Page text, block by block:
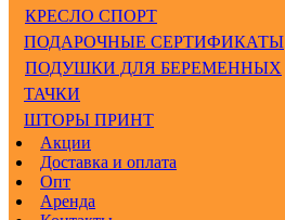
КРЕСЛО СПОРТ
ПОДАРОЧНЫЕ СЕРТИФИКАТЫ
ПОДУШКИ ДЛЯ БЕРЕМЕННЫХ
ТАЧКИ
ШТОРЫ ПРИНТ
Акции
Доставка и оплата
Опт
Аренда